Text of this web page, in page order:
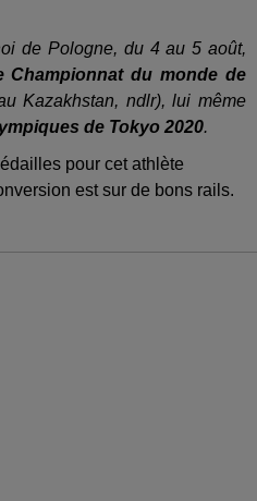
de Pologne, du 4 au 5 août,
Championnat du monde de
Kazakhstan, ndlr), lui même
de Tokyo 2020.
pour cet athlète
est sur de bons rails.